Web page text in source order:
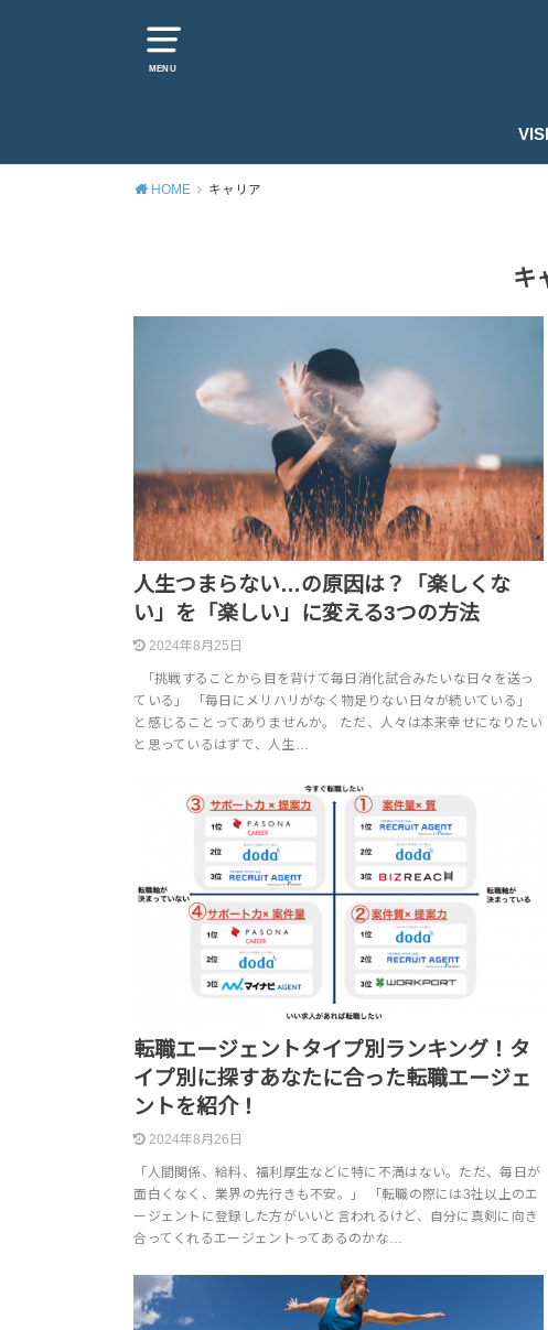
MENU
HOME キャリア
キ
人生つまらない…の原因は？「楽しくな
い」を「楽しい」に変える3つの方法
2024年8月25日
「挑戦することから目を背けて毎日消化試合みたいな日々を送っ
ている」 「毎日にメリハリがなく物足りない日々が続いている」
と感じることってありませんか。 ただ、人々は本来幸せになりたい
と思っているはずで、人生…
転職エージェントタイプ別ランキング！タ
イプ別に探すあなたに合った転職エージェ
ントを紹介！
2024年8月26日
「人間関係、給料、福利厚生などに特に不満はない。ただ、毎日が
面白くなく、業界の先行きも不安。」 「転職の際には3社以上のエ
ージェントに登録した方がいいと言われるけど、自分に真剣に向き
合ってくれるエージェントってあるのかな…